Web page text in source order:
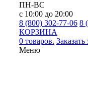
ПН-ВС
с 10:00 до 20:00
8 (800) 302-77-06 8
КОРЗИНА
0 товаров.
Меню